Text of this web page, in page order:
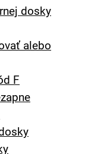
dosky
alebo
F